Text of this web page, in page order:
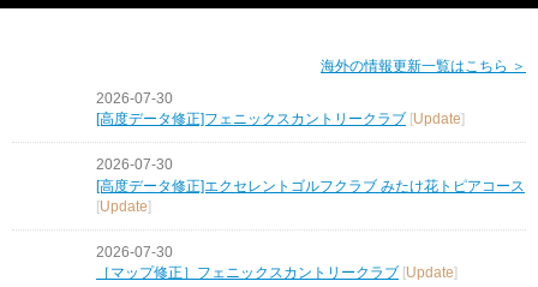
海外の情報更新一覧はこちら ＞
2026-07-30
[高度データ修正]フェニックスカントリークラブ
Update
2026-07-30
[高度データ修正]エクセレントゴルフクラブ みたけ花トピアコース
[Update]
2026-07-30
［マップ修正］フェニックスカントリークラブ [Update]